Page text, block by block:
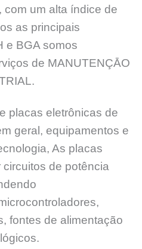
com um alta índice de
as principais
e BGA somos
de MANUTENÇĀO
placas eletrônicas de
geral, equipamentos e
As placas
de potência
fontes de alimentação